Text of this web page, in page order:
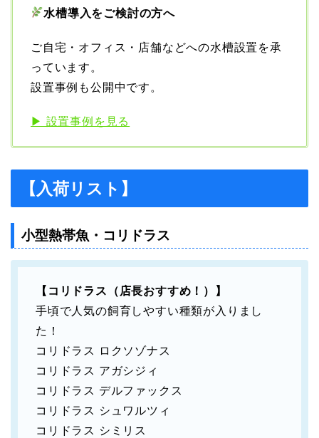
水槽導入をご検討の方へ
ご自宅・オフィス・店舗などへの水槽設置を承
っています。
設置事例も公開中です。
▶ 設置事例を見る
【入荷リスト】
小型熱帯魚・コリドラス
【コリドラス（店長おすすめ！）】
手頃で人気の飼育しやすい種類が入りまし
た！
コリドラス ロクソゾナス
コリドラス アガシジィ
コリドラス デルファックス
コリドラス シュワルツィ
コリドラス シミリス